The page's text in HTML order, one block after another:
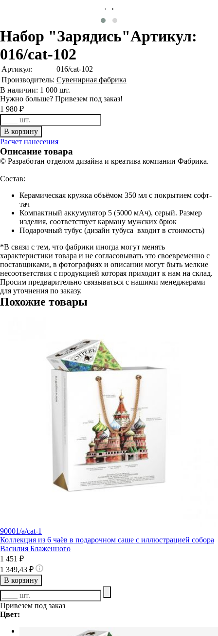
‹ ›
Набор "Зарядись"Артикул:
016/cat-102
Артикул:
016/cat-102
Производитель: Сувенирная фабрика
В наличии: 1 000 шт.
Нужно больше? Привезем под заказ!
1 980 ₽
Расчет нанесения
Описание товара
© Разработан отделом дизайна и креатива компании Фабрика.
Состав:
Керамическая кружка объёмом 350 мл с покрытием софт-
тач
Компактный аккумулятор 5 (5000 мАч), серый. Размер
изделия, соответствует карману мужских брюк
Подарочный тубус (дизайн тубуса входит в стоимость)
*В связи с тем, что фабрики иногда могут менять
характеристики товара и не согласовывать это своевременно с
поставщиками, в фотографиях и описании могут быть мелкие
несоответствия с продукцией которая приходит к нам на склад.
Просим предварительно связываться с нашими менеджерами
для уточнения по заказу.
Похожие товары
90001/а/cat-1
Коллекция из 6 чаёв в подарочном саше с иллюстрацией собора
Василия Блаженного
1 451 ₽
1 349,43 ₽
В корзину
Привезем под заказ
Цвет: